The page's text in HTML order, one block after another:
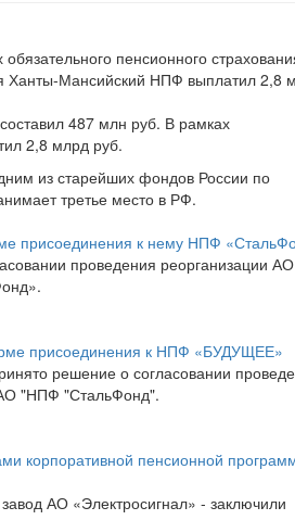
пенсионного
Ханты-Мансийский НПФ выплатил 2,8
487 млн руб. В рамках
2,8 млрд руб.
из старейших фондов России по
третье место в РФ.
присоединения к нему НПФ
проведения реорганизации АО
присоединения к НПФ «БУДУЩЕЕ»
решение о согласовании
"НПФ "СтальФонд".
корпоративной пенсионной
АО «Электросигнал» - заключили